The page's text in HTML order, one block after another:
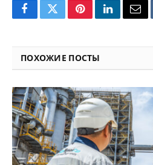
FacebookTwitterPinterestLinkedIn
ПОХОЖИЕ ПОСТЫ